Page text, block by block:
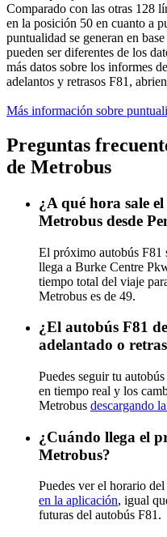
Comparado con las otras 128
en la posición 50 en cuanto a
puntualidad se generan en
pueden ser diferentes de los
más datos sobre los informes
adelantos y retrasos F81,
Más información sobre
Preguntas
de Metrobus
¿A qué hora sale
Metrobus desde
El próximo autobús F81
llega a Burke Centre
tiempo total del viaje
Metrobus es de 49.
¿El autobús F81
adelantado o
Puedes seguir tu
en tiempo real y los
Metrobus descargando
¿Cuándo llega el
Metrobus?
Puedes ver el horario
en la aplicación, igual
futuras del autobús F81.